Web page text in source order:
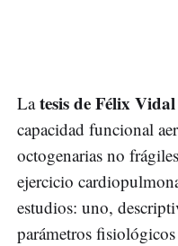
Latesis de Félix Vidal
capacidad funcional
octogenarias no
ejercicio
estudios: uno,
parámetros